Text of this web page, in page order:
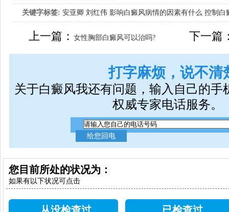
关键字标签: 安亚卿 刘红伟 影响白癜风病情的因素有什么 控制白
女生应该如何治疗呢
上一篇：女性胸部白癜风可以治吗? 下一篇
打字麻烦，说不清
关于白癜风我还有问题，输入自己的手
权威专家电话服务。
您目前所处的状况为：
如果有以下状况可点击